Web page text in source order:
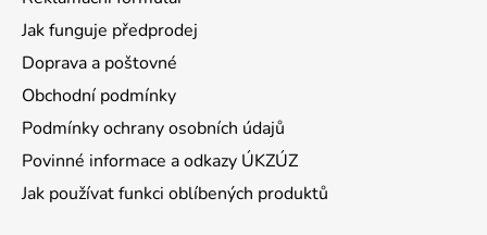
Jak funguje předprodej
Doprava a poštovné
Obchodní podmínky
Podmínky ochrany osobních údajů
Povinné informace a odkazy ÚKZÚZ
Jak používat funkci oblíbených produktů